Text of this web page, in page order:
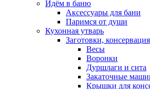
Идём в баню
Аксессуары для бани
Паримся от души
Кухонная утварь
Заготовки, консервация
Весы
Воронки
Дуршлаги и сита
Закаточные
Крышки для